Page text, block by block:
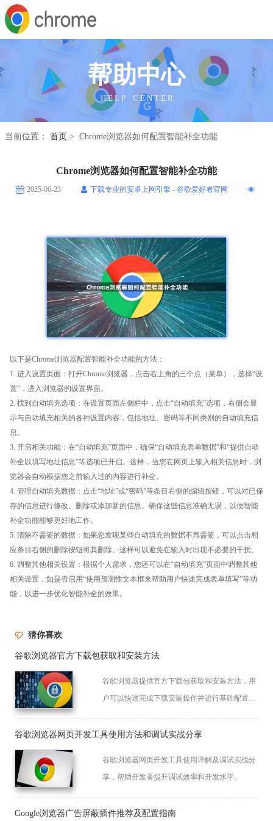
帮助中心
H E L P C E N T E R
当前位置： 首页 > Chrome浏览器如何配置智能补全功能
Chrome浏览器如何配置智能补全功能
2025-06-23 下载专业的安卓上网引擎 - 谷歌爱好者官网
以下是Chrome浏览器配置智能补全功能的方法：
1. 进入设置页面：打开Chrome浏览器，点击右上角的三个点（菜单），选择“设
置”，进入浏览器的设置界面。
2. 找到自动填充选项：在设置页面左侧栏中，点击“自动填充”选项，右侧会显
示与自动填充相关的各种设置内容，包括地址、密码等不同类别的自动填充信
息。
3. 开启相关功能：在“自动填充”页面中，确保“自动填充表单数据”和“提供自动
补全以填写地址信息”等选项已开启。这样，当您在网页上输入相关信息时，浏
览器会自动根据您之前输入过的内容进行补全。
4. 管理自动填充数据：点击“地址”或“密码”等条目右侧的编辑按钮，可以对已保
存的信息进行修改、删除或添加新的信息。确保这些信息准确无误，以便智能
补全功能能够更好地工作。
5. 清除不需要的数据：如果您发现某些自动填充的数据不再需要，可以点击相
应条目右侧的删除按钮将其删除。这样可以避免在输入时出现不必要的干扰。
6. 调整其他相关设置：根据个人需求，您还可以在“自动填充”页面中调整其他
相关设置，如是否启用“使用预测性文本框来帮助用户快速完成表单填写”等功
能，以进一步优化智能补全的效果。
猜你喜欢
谷歌浏览器官方下载包获取和安装方法
谷歌浏览器提供官方下载包获取和安装方法，用
户可以快速完成下载安装操作并进行基础配置，
页浏览体验。
谷歌浏览器网页开发工具使用方法和调试实战分享
谷歌浏览器网页开发工具使用详解及调试实战分
享，帮助开发者提升调试效率和开发水平。
Google浏览器广告屏蔽插件推荐及配置指南